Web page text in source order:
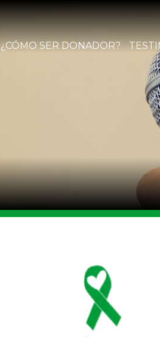
¿CÓMO SER DONADOR?